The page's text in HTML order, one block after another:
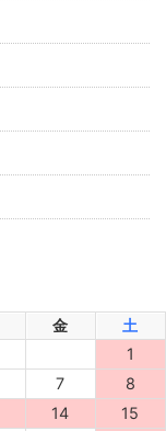
金
土
1
7
8
14
15